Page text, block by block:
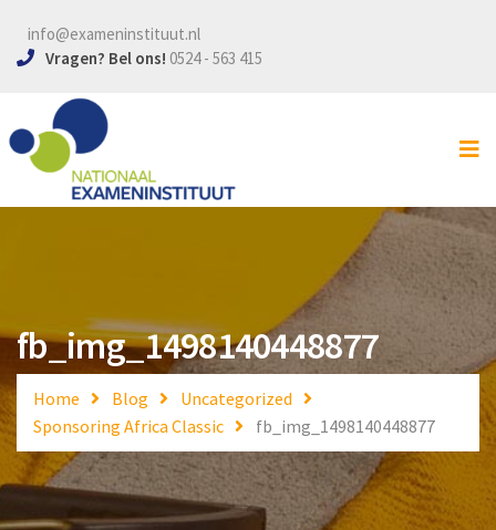
Home
SOG examen
Lesmateriaal
Contact
info@exameninstituut.nl
Vragen? Bel ons! 0524 - 563 415
fb_img_1498140448877
Home Blog
Uncategorized
Sponsoring Africa Classic
fb_img_1498140448877